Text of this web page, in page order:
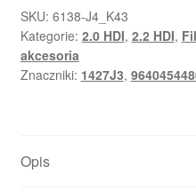
2.0
i
2.2
HDi
SKU: 6138-J4_K43
Kategorie: 2.0 HDI, 2.2 HDI,
akcesoria
Znaczniki: 1427J3,
Opis